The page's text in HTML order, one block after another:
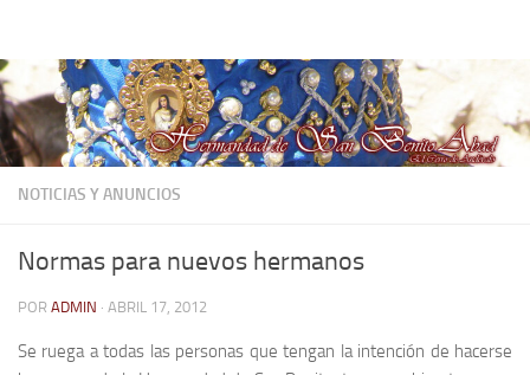
NOTICIAS Y ANUNCIOS
Normas para nuevos hermanos
POR ADMIN · ABRIL 17, 2012
Se ruega a todas las personas que tengan la intención de hacerse